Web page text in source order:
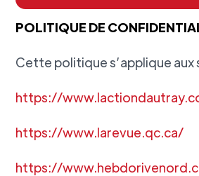
POLITIQUE DE
Cette politique s’applique aux
https://
https://www.larevue.qc.ca/
https://